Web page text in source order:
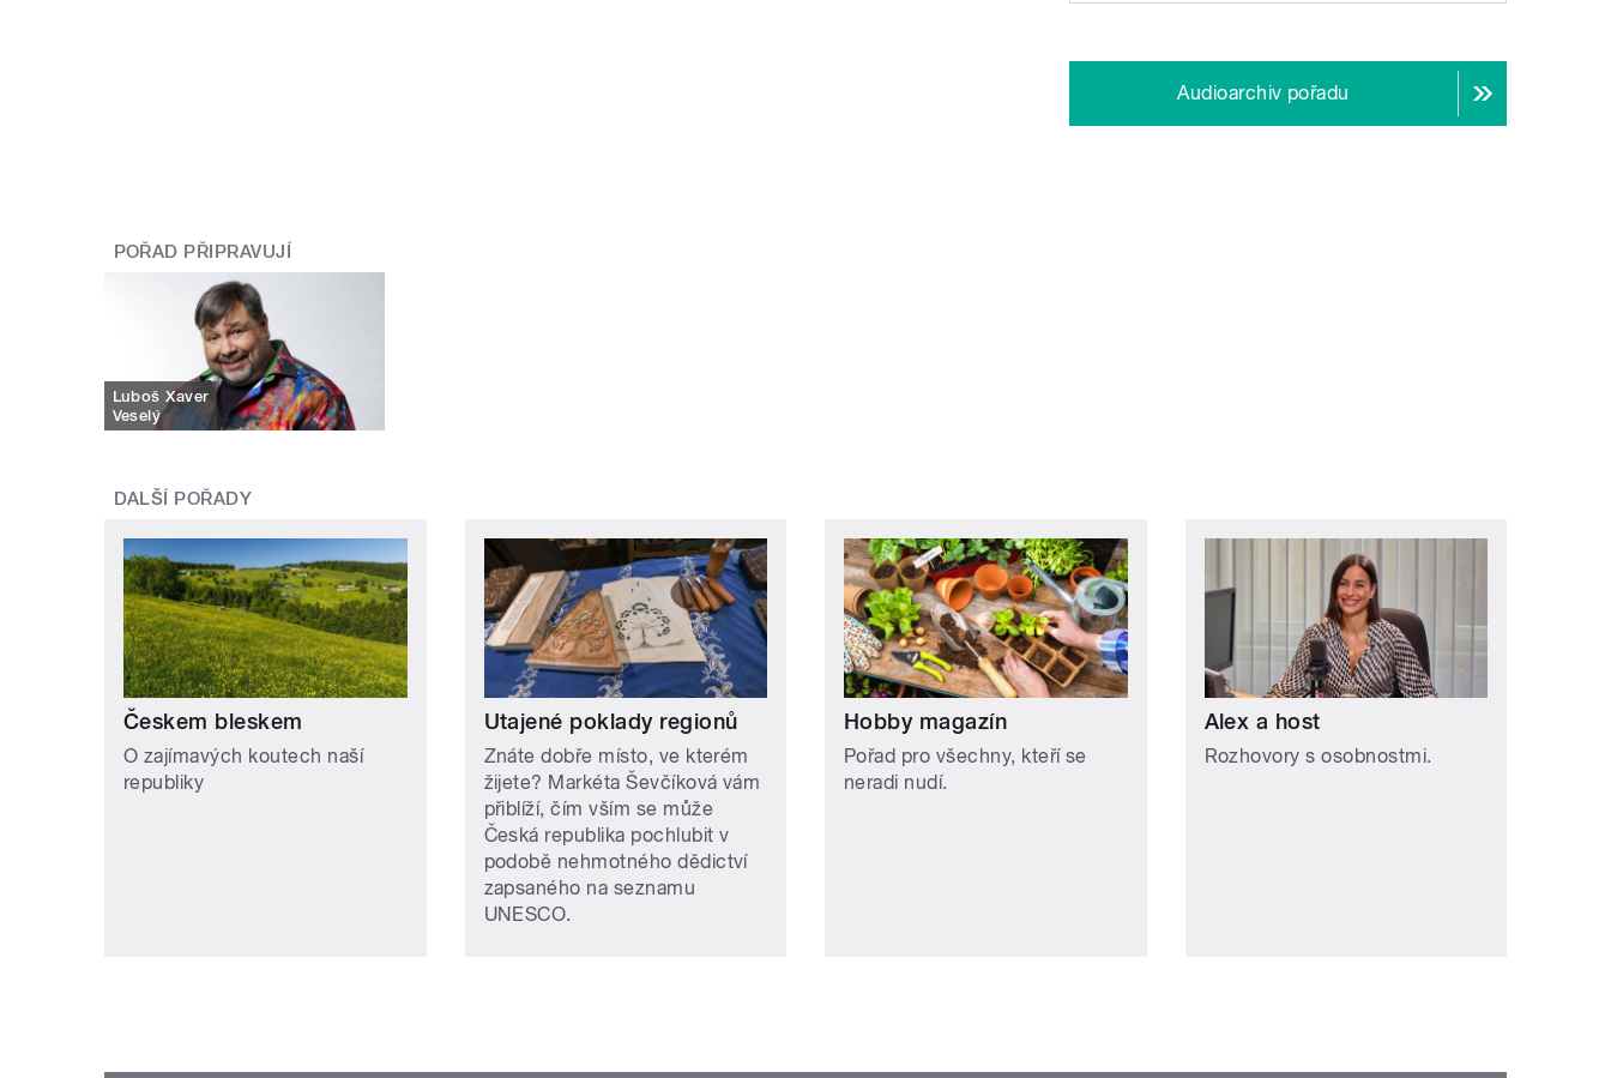
Audioarchiv pořadu
POŘAD PŘIPRAVUJÍ
Luboš Xaver
Veselý
DALŠÍ POŘADY
Českem bleskem
O zajímavých koutech naší
republiky
Utajené poklady regionů
Znáte dobře místo, ve kterém
žijete? Markéta Ševčíková vám
přiblíží, čím vším se může
Česká republika pochlubit v
podobě nehmotného dědictví
zapsaného na seznamu
UNESCO.
Hobby magazín
Pořad pro všechny, kteří se
neradi nudí.
Alex a host
Rozhovory s osobnostmi.